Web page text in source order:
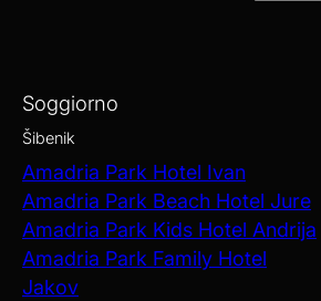
Soggiorno
Šibenik
Amadria Park Hotel Ivan
Amadria Park Beach Hotel Jure
Amadria Park Kids Hotel Andrija
Amadria Park Family Hotel
Jakov